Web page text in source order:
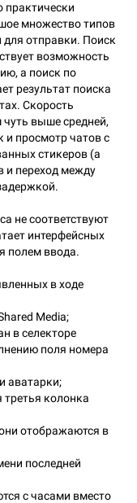
практически
множество типов
для отправки. Поиск
возможность
а поиск по
результат поиска
Скорость
выше средней,
и просмотр чатов с
стикеров (а
и переход между
не соответствуют
интерфейсных
полем ввода.
в ходе
Media;
в селекторе
поля номера
аватарки;
третья колонка
отображаются в
последней
с часами вместо